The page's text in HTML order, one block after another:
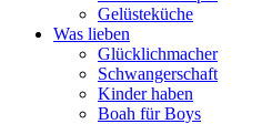
Gelüsteküche
Was lieben
Glücklichmacher
Schwangerschaft
Kinder haben
Boah für Boys